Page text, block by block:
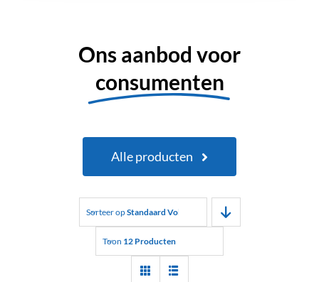
Ons aanbod voor
consumenten
Alle producten
Sorteer opStandaard Volgorde
Toon 12 Producten